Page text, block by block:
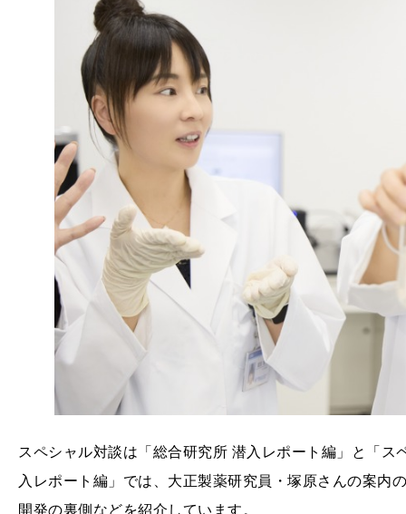
スペシャル対談は「総合研究所 潜入レポート編」と「
入レポート編」では、大正製薬研究員・塚原さんの案内
開発の裏側などを紹介しています。